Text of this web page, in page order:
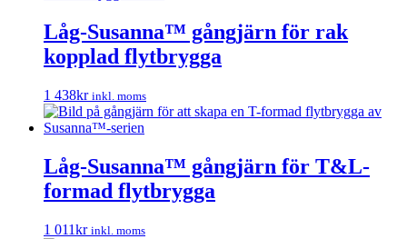
Låg-Susanna™ gångjärn för rak
kopplad flytbrygga
1 438kr inkl. moms
Låg-Susanna™ gångjärn för T&L-
formad flytbrygga
1 011kr inkl. moms